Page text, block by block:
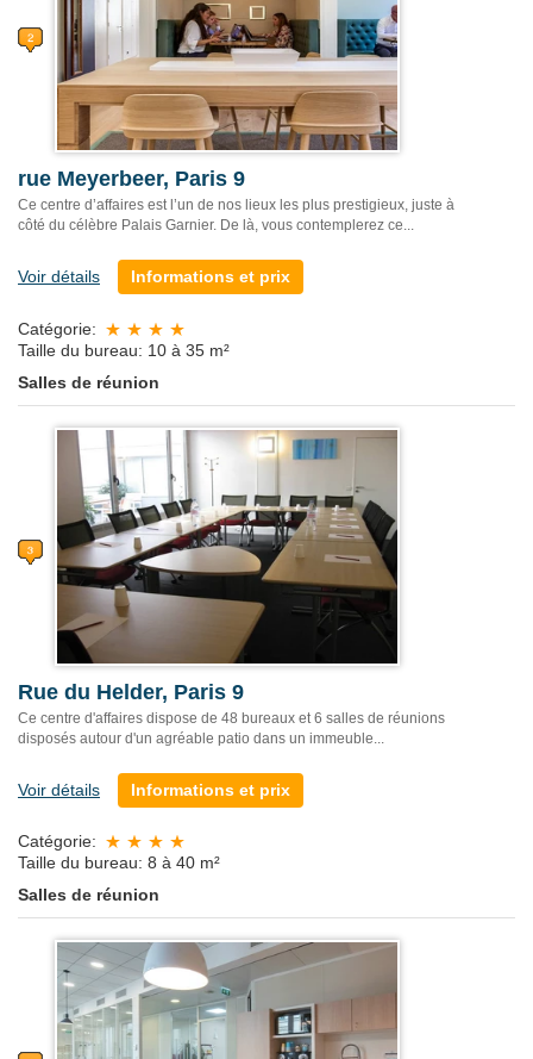
rue Meyerbeer, Paris 9
Ce centre d’affaires est l’un de nos lieux les plus prestigieux, juste à
côté du célèbre Palais Garnier. De là, vous contemplerez ce...
Voir détails Informations et prix
Catégorie:
Taille du bureau: 10 à 35 m²
Salles de réunion
Rue du Helder, Paris 9
Ce centre d'affaires dispose de 48 bureaux et 6 salles de réunions
disposés autour d'un agréable patio dans un immeuble...
Voir détails Informations et prix
Catégorie:
Taille du bureau: 8 à 40 m²
Salles de réunion